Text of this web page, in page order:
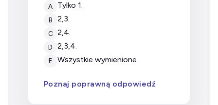
A tylko 1.
B 2,3.
C 2,4.
D 2,3,4.
E wszystkie wymienione.
Poznaj poprawną odpowiedź